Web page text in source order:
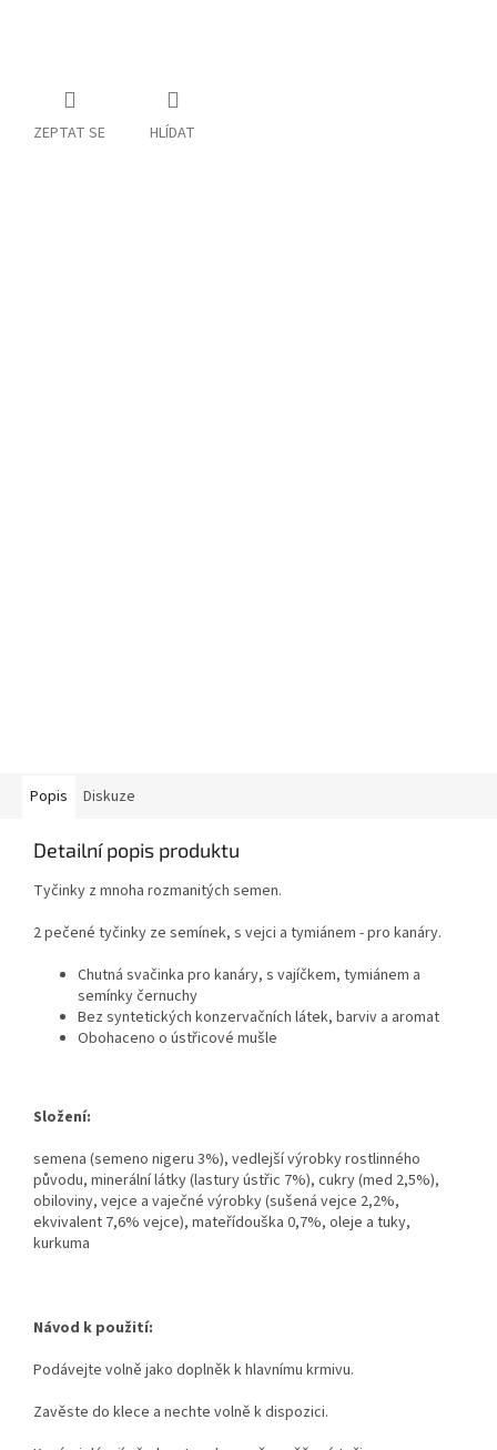
ZEPTAT SE HLÍDAT
Popis Diskuze
Detailní popis produktu
Tyčinky z mnoha rozmanitých semen.
2 pečené tyčinky ze semínek, s vejci a tymiánem - pro kanáry.
Chutná svačinka pro kanáry, s vajíčkem, tymiánem a
semínky černuchy
Bez syntetických konzervačních látek, barviv a aromat
Obohaceno o ústřicové mušle
Složení:
semena (semeno nigeru 3%), vedlejší výrobky rostlinného
původu, minerální látky (lastury ústřic 7%), cukry (med 2,5%),
obiloviny, vejce a vaječné výrobky (sušená vejce 2,2%,
ekvivalent 7,6% vejce), mateřídouška 0,7%, oleje a tuky,
kurkuma
Návod k použití:
Podávejte volně jako doplněk k hlavnímu krmivu.
Zavěste do klece a nechte volně k dispozici.